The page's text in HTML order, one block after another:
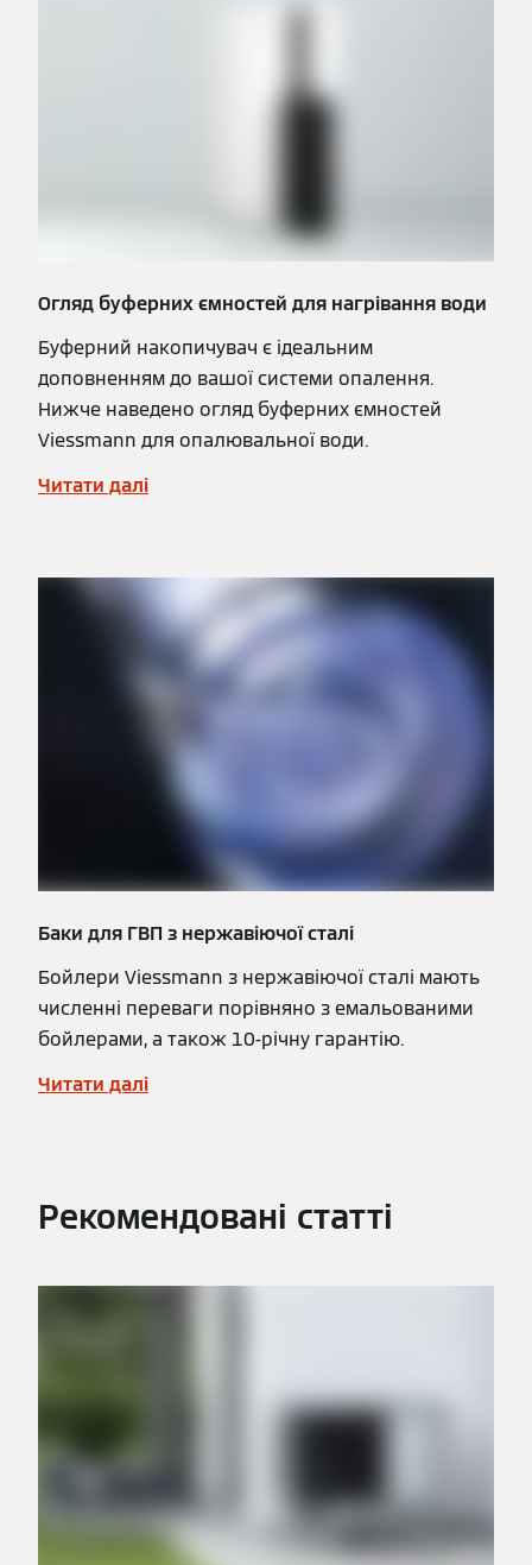
Огляд буферних ємностей для нагрівання води
Буферний накопичувач є ідеальним
доповненням до вашої системи опалення.
Нижче наведено огляд буферних ємностей
Viessmann для опалювальної води.
Читати далі
Баки для ГВП з нержавіючої сталі
Бойлери Viessmann з нержавіючої сталі мають
численні переваги порівняно з емальованими
бойлерами, а також 10-річну гарантію.
Читати далі
Рекомендовані статті